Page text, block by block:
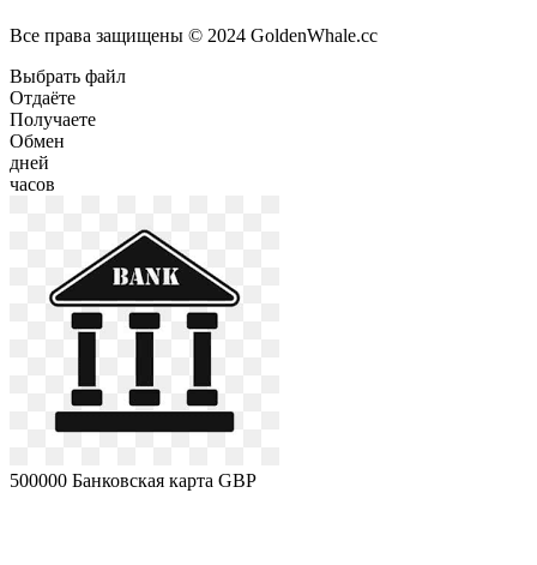
Все права защищены © 2024 GoldenWhale.cc
Выбрать файл
Отдаёте
Получаете
Обмен
дней
часов
500000 Банковская карта GBP